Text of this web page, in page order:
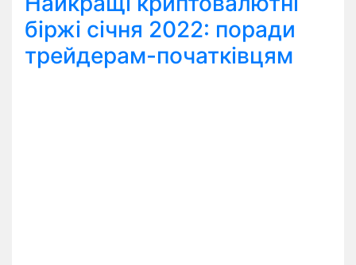
біржі січня 2022: поради
трейдерам-початківцям